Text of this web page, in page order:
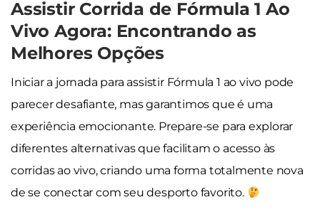
Assistir Corrida de Fórmula 1 Ao
Vivo Agora: Encontrando as
Melhores Opções
Iniciar a jornada para assistir Fórmula 1 ao vivo pode
parecer desafiante, mas garantimos que é uma
experiência emocionante. Prepare-se para explorar
diferentes alternativas que facilitam o acesso às
corridas ao vivo, criando uma forma totalmente nova
de se conectar com seu desporto favorito.